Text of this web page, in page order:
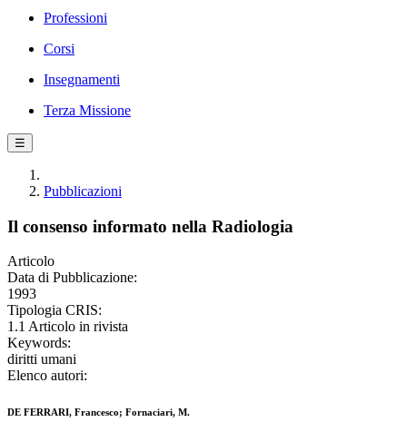
Professioni
Corsi
Insegnamenti
Terza Missione
☰
Pubblicazioni
Il consenso informato nella Radiologia
Articolo
Data di Pubblicazione:
1993
Tipologia CRIS:
1.1 Articolo in rivista
Keywords:
diritti umani
Elenco autori:
DE FERRARI, Francesco; Fornaciari, M.